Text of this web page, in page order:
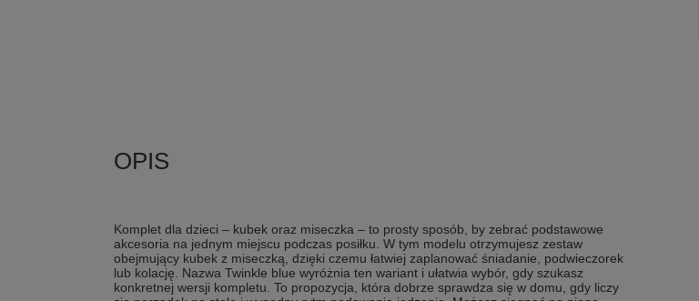
Komplet dla dzieci – kubek oraz miseczka – to prosty sposób, by zebrać podstawowe
akcesoria na jednym miejscu podczas posiłku. W tym modelu otrzymujesz zestaw
obejmujący kubek z miseczką, dzięki czemu łatwiej zaplanować śniadanie, podwieczorek
lub kolację. Nazwa Twinkle blue wyróżnia ten wariant i ułatwia wybór, gdy szukasz
konkretnej wersji kompletu. To propozycja, która dobrze sprawdza się w domu, gdy liczy